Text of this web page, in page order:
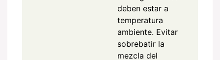
deben estar a
temperatura
ambiente. Evitar
sobrebatir la
mezcla del